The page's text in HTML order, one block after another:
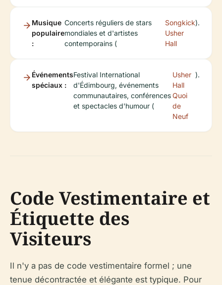
Musique
populaire
:
Concerts réguliers de stars
mondiales et d'artistes
contemporains (
Songkick
Usher
Hall
).
Événements
spéciaux :
Festival International
d'Édimbourg, événements
communautaires, conférences
et spectacles d'humour (
Usher
Hall
Quoi
de
Neuf
).
Code Vestimentaire et
Étiquette des
Visiteurs
Il n'y a pas de code vestimentaire formel ; une
tenue décontractée et élégante est typique. Pour